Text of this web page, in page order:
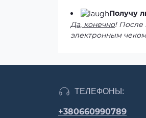
Получу
Да, конечно! После
электронным
ТЕЛЕФОНЫ:
+380660990789